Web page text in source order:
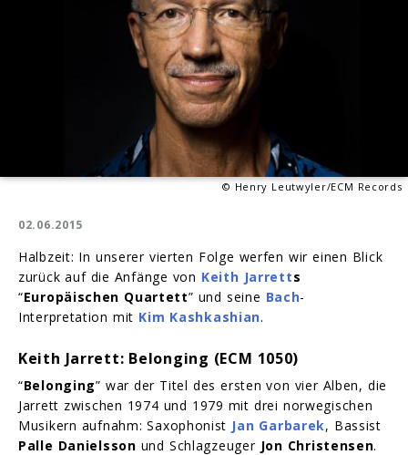
© Henry Leutwyler/ECM Records
02.06.2015
Halbzeit: In unserer vierten Folge werfen wir einen Blick
zurück auf die Anfänge von Keith Jarretts
“Europäischen Quartett” und seine Bach-
Interpretation mit Kim Kashkashian.
Keith Jarrett: Belonging (ECM 1050)
“Belonging” war der Titel des ersten von vier Alben, die
Jarrett zwischen 1974 und 1979 mit drei norwegischen
Musikern aufnahm: Saxophonist Jan Garbarek, Bassist
Palle Danielsson und Schlagzeuger Jon Christensen.